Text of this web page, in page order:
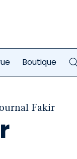
Boutique
Fakir